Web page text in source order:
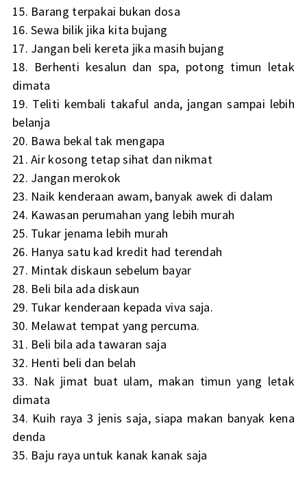
15. Barang terpakai bukan dosa
16. Sewa bilik jika kita bujang
17. Jangan beli kereta jika masih bujang
18. Berhenti kesalun dan spa, potong timun letak
dimata
19. Teliti kembali takaful anda, jangan sampai lebih
belanja
20. Bawa bekal tak mengapa
21. Air kosong tetap sihat dan nikmat
22. Jangan merokok
23. Naik kenderaan awam, banyak awek di dalam
24. Kawasan perumahan yang lebih murah
25. Tukar jenama lebih murah
26. Hanya satu kad kredit had terendah
27. Mintak diskaun sebelum bayar
28. Beli bila ada diskaun
29. Tukar kenderaan kepada viva saja.
30. Melawat tempat yang percuma.
31. Beli bila ada tawaran saja
32. Henti beli dan belah
33. Nak jimat buat ulam, makan timun yang letak
dimata
34. Kuih raya 3 jenis saja, siapa makan banyak kena
denda
35. Baju raya untuk kanak kanak saja